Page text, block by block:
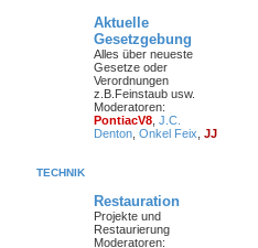
Aktuelle
Gesetzgebung
Alles über neueste
Gesetze oder
Verordnungen
z.B.Feinstaub usw.
Moderatoren:
PontiacV8 J.C.
Denton Onkel Feix JJ
TECHNIK
Restauration
Projekte und
Restaurierung
Moderatoren: